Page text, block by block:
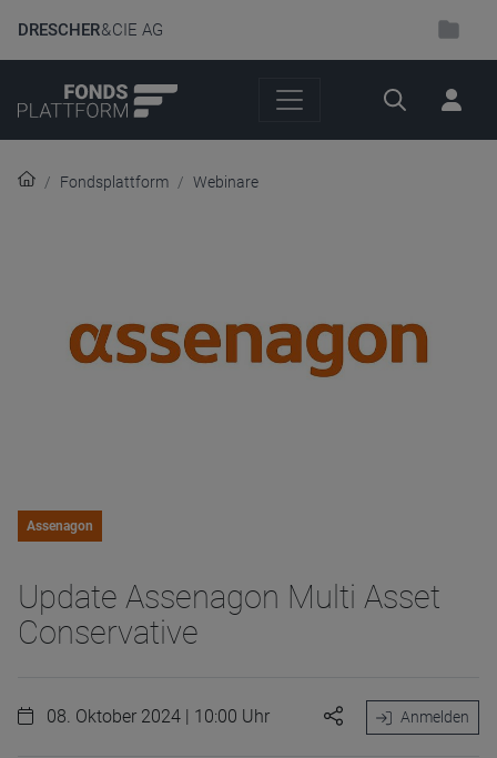
DRESCHER& CIE AG
Suche
Fondsplattform Webinare
Assenagon
Update Assenagon Multi Asset
Conservative
08. Oktober 2024 | 10:00 Uhr Anmelden